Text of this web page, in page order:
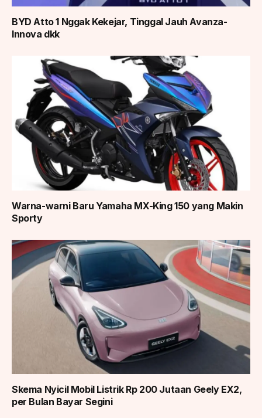
BYD Atto 1 Nggak Kekejar, Tinggal Jauh Avanza-
Innova dkk
Warna-warni Baru Yamaha MX-King 150 yang Makin
Sporty
Skema Nyicil Mobil Listrik Rp 200 Jutaan Geely EX2,
per Bulan Bayar Segini